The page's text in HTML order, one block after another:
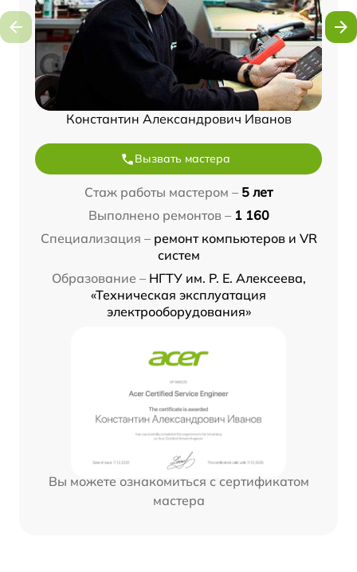
Константин Александрович Иванов
Вызвать мастера
Стаж работы мастером – 5 лет
Выполнено ремонтов – 1 160
Специализация – ремонт компьютеров и VR
систем
Образование – НГТУ им. Р. Е. Алексеева,
«Техническая эксплуатация
электрооборудования»
Вы можете ознакомиться с сертификатом
мастера